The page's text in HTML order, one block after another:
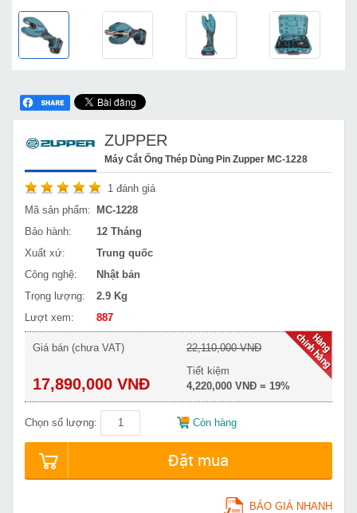
ZUPPER
Máy Cắt Ống Thép Dùng Pin Zupper MC-1228
1 đánh giá
Mã sản phẩm:
MC-1228
Bảo hành:
12 Tháng
Xuất xứ:
Trung quốc
Công nghệ:
Nhật bản
Trọng lượng:
2.9 Kg
Lượt xem:
887
Giá bán (chưa VAT)
17,890,000 VNĐ
22,110,000 VNĐ
Tiết kiệm
4,220,000 VNĐ = 19%
Chọn số lượng: Còn hàng
Đặt mua
BÁO GIÁ NHANH